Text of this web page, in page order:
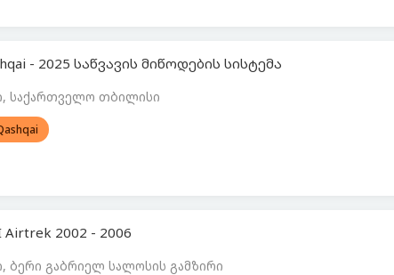
- 2025 საწვავის მიწოდების სისტემა
საქართველო თბილისი
Airtrek 2002 - 2006
ბერი გაბრიელ სალოსის გამზირი